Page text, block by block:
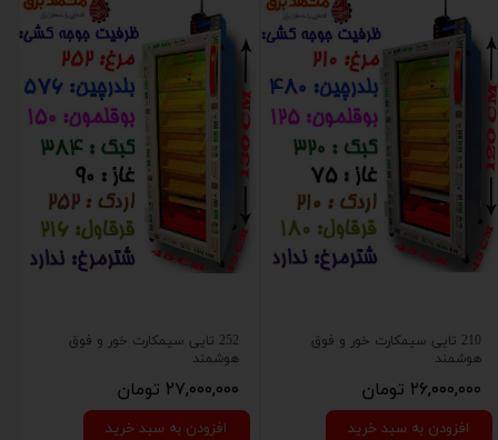
210 تایی سیمکارت خور و فوق
هوشمند
۲۶,۰۰۰,۰۰۰ تومان
افزودن به سبد خرید
252 تایی سیمکارت خور و فوق
هوشمند
۲۷,۰۰۰,۰۰۰ تومان
افزودن به سبد خرید